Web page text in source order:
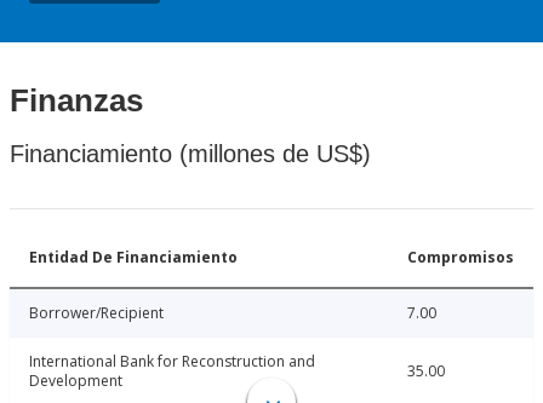
Finanzas
Financiamiento (millones de US$)
Entidad De Financiamiento Compromisos
Borrower/Recipient 7.00
International Bank for Reconstruction and
Development
35.00